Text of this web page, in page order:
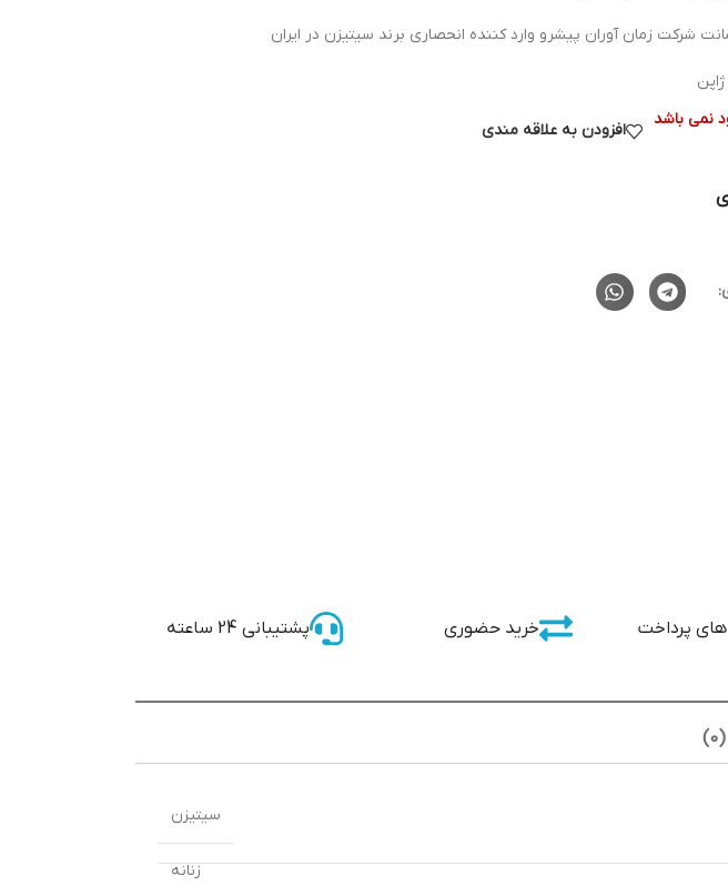
شرکت زمان آوران پیشرو وارد کننده انحصاری برند سیتیزن در ایران
نمی باشد
افزودن به علاقه مندی
پرداخت خرید حضوری پشتیبانی 24 ساعته
زنانه
سیتیزن